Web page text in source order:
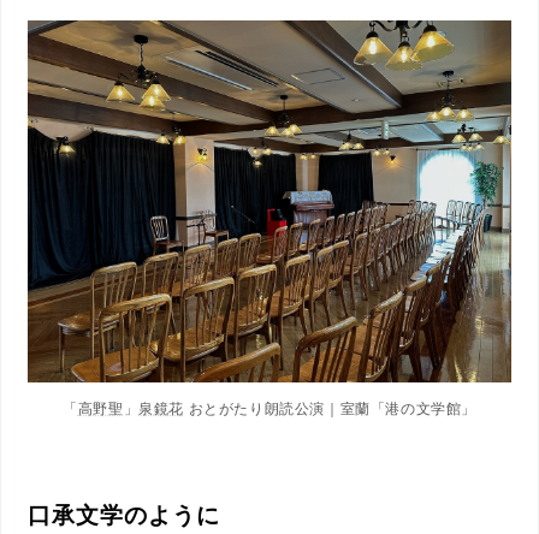
「高野聖 」 泉鏡花 おとがたり朗読公演｜室蘭「港の文学館」
口承文学のように